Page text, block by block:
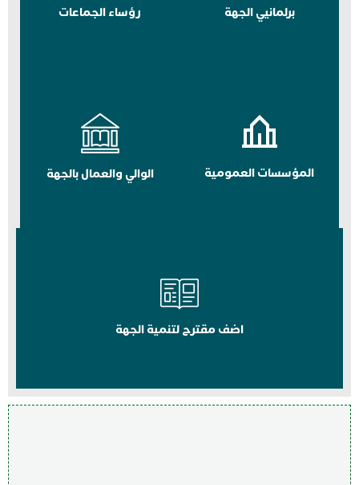
برلمانيي الجهة رؤساء الجماعات
المؤسسات العمومية الوالي والعمال بالجهة
اضف مقترح لتنمية الجهة